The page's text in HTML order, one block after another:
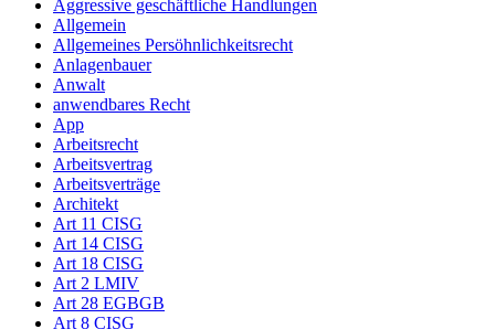
Aggressive geschäftliche Handlungen
Allgemein
Allgemeines Persöhnlichkeitsrecht
Anlagenbauer
Anwalt
anwendbares Recht
App
Arbeitsrecht
Arbeitsvertrag
Arbeitsverträge
Architekt
Art 11 CISG
Art 14 CISG
Art 18 CISG
Art 2 LMIV
Art 28 EGBGB
Art 8 CISG